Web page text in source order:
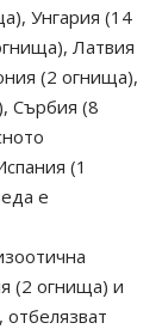
Унгария (14
Латвия
(2 огнища),
Сърбия (8
(1
е
(2 огнища) и